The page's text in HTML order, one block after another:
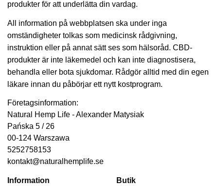
produkter för att underlätta din vardag.
All information på webbplatsen ska under inga
omständigheter tolkas som medicinsk rådgivning,
instruktion eller på annat sätt ses som hälsoråd. CBD-
produkter är inte läkemedel och kan inte diagnostisera,
behandla eller bota sjukdomar. Rådgör alltid med din egen
läkare innan du påbörjar ett nytt kostprogram.
Företagsinformation:
Natural Hemp Life - Alexander Matysiak
Pańska 5 / 26
00-124 Warszawa
5252758153
kontakt@naturalhemplife.se
Information Butik